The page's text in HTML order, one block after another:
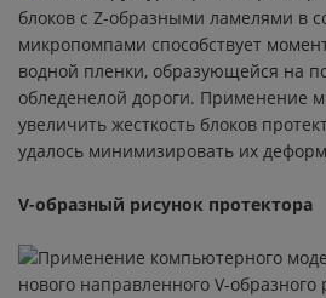
PILOT ALPIN5 SUV
PILOT SPORT 4 ZP
ROAD 5 GT
PILOT SPORT 4 SUV
S1
блоков с Z-образными ламелями в
микропомпами способствует
водной пленки, образующейся на
обледенелой дороги. Применение
увеличить жесткость блоков
удалось минимизировать их
V-образный рисунок протектора
Применение компьютерного
нового направленного V-образного